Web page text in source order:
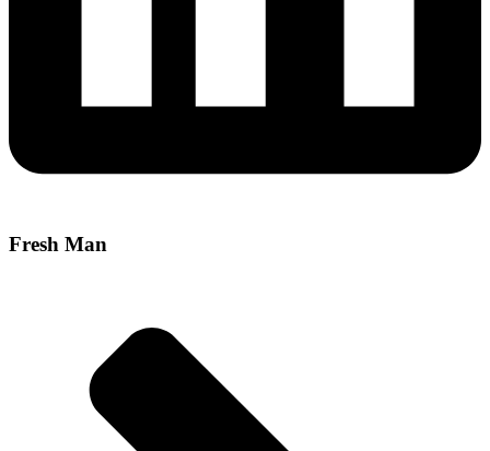
Fresh Man